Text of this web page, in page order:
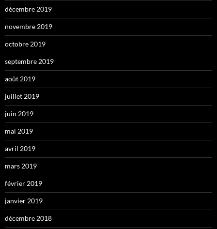
décembre 2019
novembre 2019
octobre 2019
septembre 2019
août 2019
juillet 2019
juin 2019
mai 2019
avril 2019
mars 2019
février 2019
janvier 2019
décembre 2018